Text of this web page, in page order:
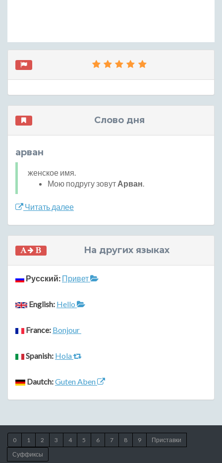
Слово дня
арван
женское имя.
Мою подругу зовут Арван.
Читать далее
На других языках
Русский: Привет
English: Hello
France: Bonjour
Spanish: Hola
Dautch:Guten Aben
0 1 2 3 4 5 6 7 8 9
Приставки
Суффиксы